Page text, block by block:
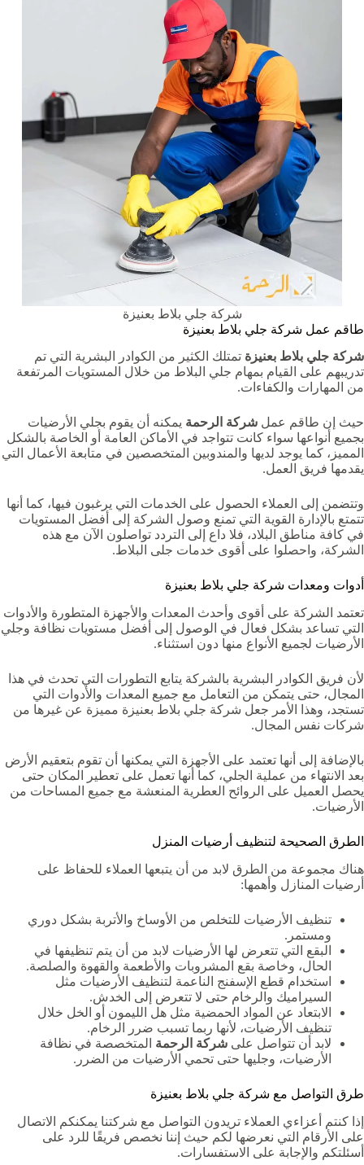
شركة جلي بلاط بعنيزة
طاقم عمل شركة جلي بلاط بعنيزة
شركة جلي بلاط بعنيزة تمتلك الكثير من الكوادر البشرية التي تم
تدريبهم على القيام بمهام جلي البلاط من خلال المستويات المرتفعة
من المهارات والكفاءات.
حيث إن طاقم عمل شركة الرحمة يمكنه أن يقوم بجلي الأرضيات
بجميع أنواعها سواء كانت تتواجد في الأماكن العامة أو الخاصة بالشكل
المميز، كما يوجد لديها والمندوبين المتخصصين في متابعة الأعمال التي
يقدمها فريق العمل.
وتتضمن إلى العملاء الحصول على الخدمات التي يرغبون فيها، كما أنها
تتمتع بالإدارة القوية التي تمنع وصول الشركة إلى أفضل المستويات
في كافة مناطق البلاد، فلا داع إلى التردد تواصلون الآن مع هذه
الشركة، واحصلوا على أقوى خدمات جلى البلاط.
أدوات ومعدات شركة جلي بلاط بعنيزة
تعتمد الشركة على أقوى وأحدث المعدات والأجهزة المتطورة والأدوات
التي تساعد بشكل فعال في الوصول إلى أفضل مستويات نظافة وجلي
الأرضيات لجميع الأنواع منها دون استثناء.
لأن فريق الكوادر البشرية بالشركة يتابع التطورات التي تحدث في هذا
المجال، حتى يتمكن من التعامل مع جميع المعدات والأدوات التي
تستجد، وهذا الأمر جعل شركة جلي بلاط بعنيزة مميزة عن غيرها من
شركات نفس المجال.
بالإضافة إلى أنها تعتمد على الأجهزة التي يمكنها أن تقوم بتعقيم الأرض
بعد الانتهاء من عملية الجلي، كما أنها تعمل على تعطير المكان حتى
يحصل العميل على الروائح العطرية المنعشة مع جميع المساحات من
الأرضيات.
الطرق الصحيحة لتنظيف أرضيات المنزل
هناك مجموعة من الطرق لابد من أن يتبعها العملاء للحفاظ على
أرضيات المنازل وأهمها:
تنظيف الأرضيات للتخلص من الأوساخ والأتربة بشكل دوري
ومستمر.
البقع التي تتعرض لها الأرضيات لابد من أن يتم تنظيفها في
الحال، وخاصة بقع المشروبات والأطعمة والقهوة والصلصة.
استخدام قطع الإسفنج الناعمة لتنظيف الأرضيات مثل
السيراميك والرخام حتى لا تتعرض إلى الخدش.
الابتعاد عن المواد الحمضية مثل هل الليمون أو الخل خلال
تنظيف الأرضيات، لأنها ربما تسبب ضرر الرخام.
لابد أن تتواصل على شركة الرحمة المتخصصة في نظافة
الأرضيات، وجليها حتى تحمي الأرضيات من الضرر.
طرق التواصل مع شركة جلي بلاط بعنيزة
إذا كنتم أعزاءي العملاء تريدون التواصل مع شركتنا يمكنكم الاتصال
على الأرقام التي نعرضها لكم حيث إننا نخصص فريقًا للرد على
أسئلتكم والإجابة على الاستفسارات.